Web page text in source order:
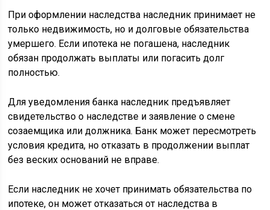
При оформлении наследства наследник принимает не
только недвижимость, но и долговые обязательства
умершего. Если ипотека не погашена, наследник
обязан продолжать выплаты или погасить долг
полностью.
Для уведомления банка наследник предъявляет
свидетельство о наследстве и заявление о смене
созаемщика или должника. Банк может пересмотреть
условия кредита, но отказать в продолжении выплат
без веских оснований не вправе.
Если наследник не хочет принимать обязательства по
ипотеке, он может отказаться от наследства в